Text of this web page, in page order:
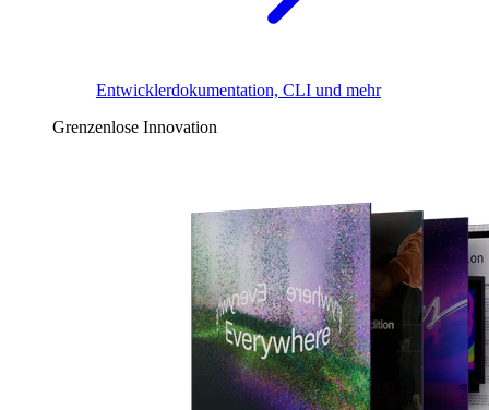
Entwicklerdokumentation, CLI und mehr
Grenzenlose Innovation